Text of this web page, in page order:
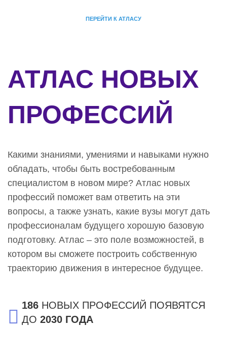
ПЕРЕЙТИ К АТЛАСУ
АТЛАС НОВЫХ
ПРОФЕССИЙ
Какими знаниями, умениями и навыками нужно
обладать, чтобы быть востребованным
специалистом в новом мире? Атлас новых
профессий поможет вам ответить на эти
вопросы, а также узнать, какие вузы могут дать
профессионалам будущего хорошую базовую
подготовку. Атлас – это поле возможностей, в
котором вы сможете построить собственную
траекторию движения в интересное будущее.
186 НОВЫХ ПРОФЕССИЙ ПОЯВЯТСЯ
ДО 2030 ГОДА